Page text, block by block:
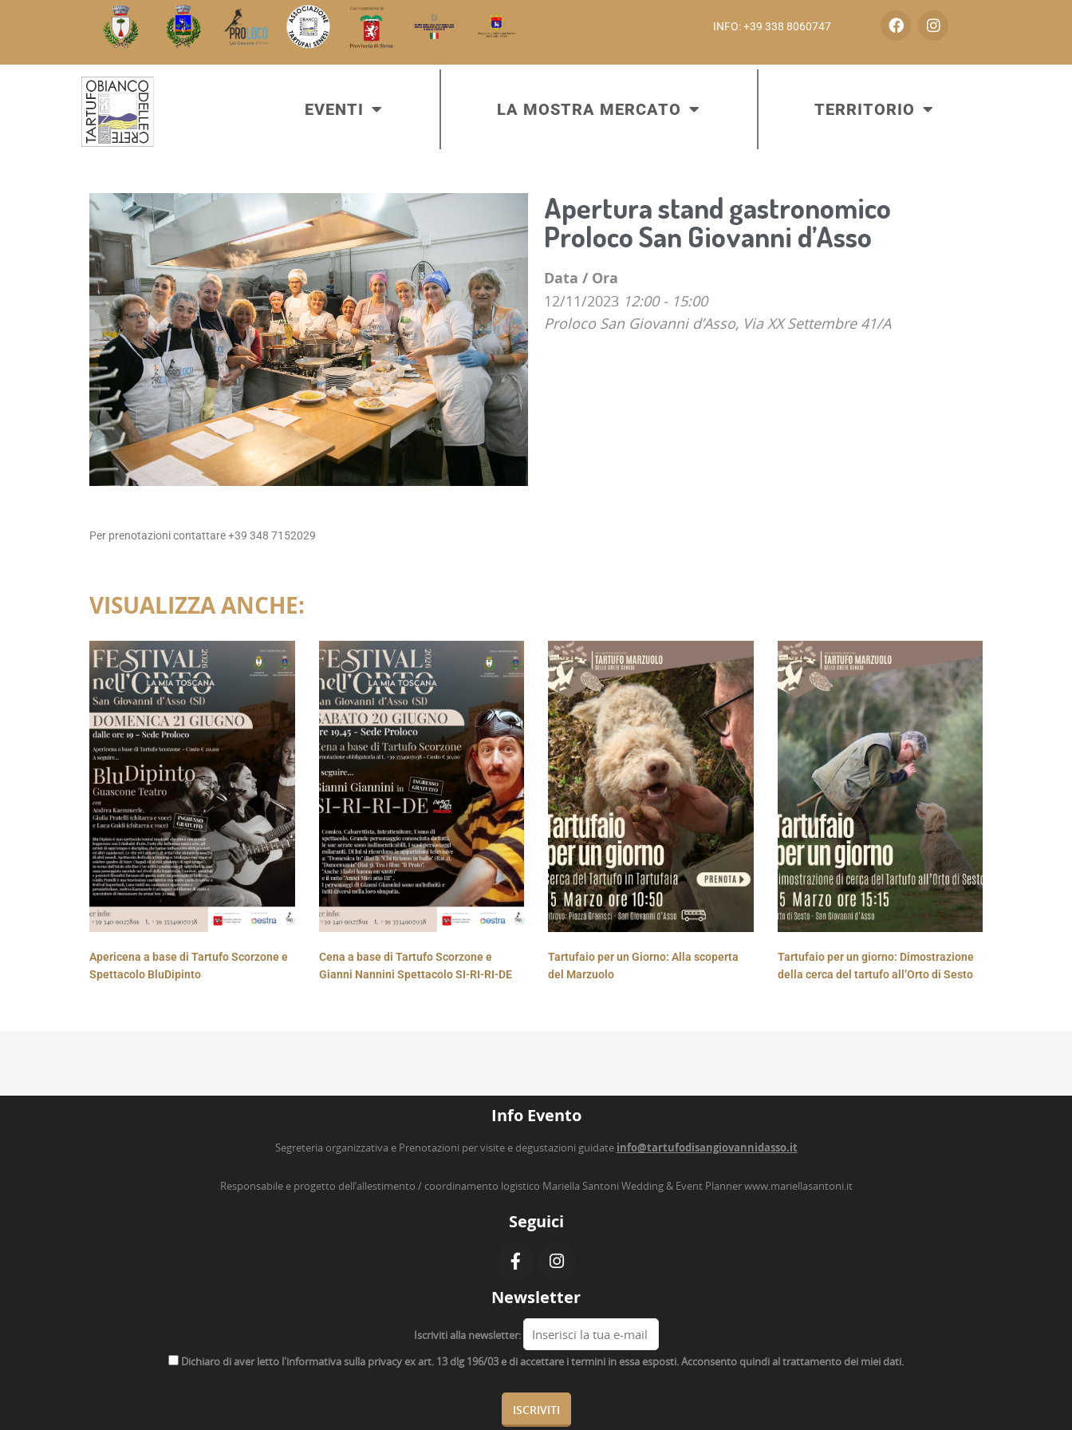
INFO: +39 338 8060747
EVENTI LA MOSTRA MERCATO TERRITORIO
Apertura stand gastronomico
Proloco San Giovanni d’Asso
Data / Ora
12/11/2023 12:00 - 15:00
Proloco San Giovanni d’Asso, Via XX Settembre 41/A
Per prenotazioni contattare +39 348 7152029
VISUALIZZA ANCHE:
Apericena a base di Tartufo Scorzone e
Spettacolo BluDipinto
Cena a base di Tartufo Scorzone e
Gianni Nannini Spettacolo SI-RI-RI-DE
Tartufaio per un Giorno: Alla scoperta
del Marzuolo
Tartufaio per un giorno: Dimostrazione
della cerca del tartufo all’Orto di Sesto
Info Evento
Segreteria organizzativa e Prenotazioni per visite e degustazioni guidate info@tartufodisangiovannidasso.it
Responsabile e progetto dell’allestimento / coordinamento logistico Mariella Santoni Wedding & Event Plannerwww.mariellasantoni.it
Seguici
Newsletter
Iscriviti alla newsletter:
Dichiaro di aver letto l'informativa sulla privacy ex art. 13 dlg 196/03 e di accettare i termini in essa esposti. Acconsento quindi al trattamento dei miei dati.